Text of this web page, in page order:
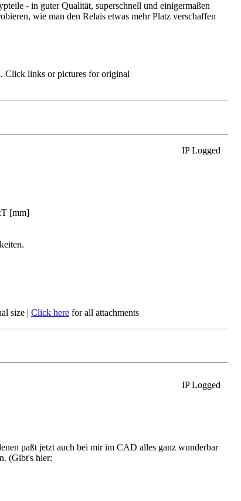
- in guter Qualität, superschnell und einigermaßen
wie man den Relais etwas mehr Platz verschaffen
Click links or pictures for original
IP Logged
[mm]
size | Click here for all attachments
IP Logged
paßt jetzt auch bei mir im CAD alles ganz wunderbar
(Gibt's hier: